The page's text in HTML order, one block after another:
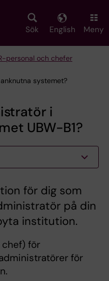
Sök English Meny
personal och chefer
systemet?
i
UBW-B1?
för dig som
på din
institution.
chef) för
för